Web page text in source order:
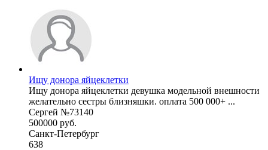
Ищу донора яйцеклетки
Ищу донора яйцеклетки девушка модельной внешности
желательно сестры близняшки. оплата 500 000+ ...
Сергей №73140
500000 руб.
Санкт-Петербург
638